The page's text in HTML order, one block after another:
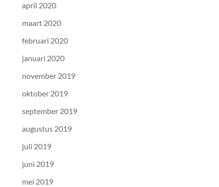
april 2020
maart 2020
februari 2020
januari 2020
november 2019
oktober 2019
september 2019
augustus 2019
juli 2019
juni 2019
mei 2019